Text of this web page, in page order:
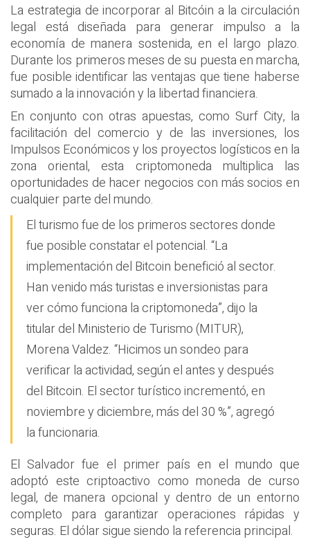
La estrategia de incorporar al Bitcóin a la circulación
legal está diseñada para generar impulso a la
economía de manera sostenida, en el largo plazo.
Durante los primeros meses de su puesta en marcha,
fue posible identificar las ventajas que tiene haberse
sumado a la innovación y la libertad financiera.
En conjunto con otras apuestas, como Surf City, la
facilitación del comercio y de las inversiones, los
Impulsos Económicos y los proyectos logísticos en la
zona oriental, esta criptomoneda multiplica las
oportunidades de hacer negocios con más socios en
cualquier parte del mundo.
El turismo fue de los primeros sectores donde
fue posible constatar el potencial. “La
implementación del Bitcoin benefició al sector.
Han venido más turistas e inversionistas para
ver cómo funciona la criptomoneda”, dijo la
titular del Ministerio de Turismo (MITUR),
Morena Valdez. “Hicimos un sondeo para
verificar la actividad, según el antes y después
del Bitcoin. El sector turístico incrementó, en
noviembre y diciembre, más del 30 %”, agregó
la funcionaria.
El Salvador fue el primer país en el mundo que
adoptó este criptoactivo como moneda de curso
legal, de manera opcional y dentro de un entorno
completo para garantizar operaciones rápidas y
seguras. El dólar sigue siendo la referencia principal.